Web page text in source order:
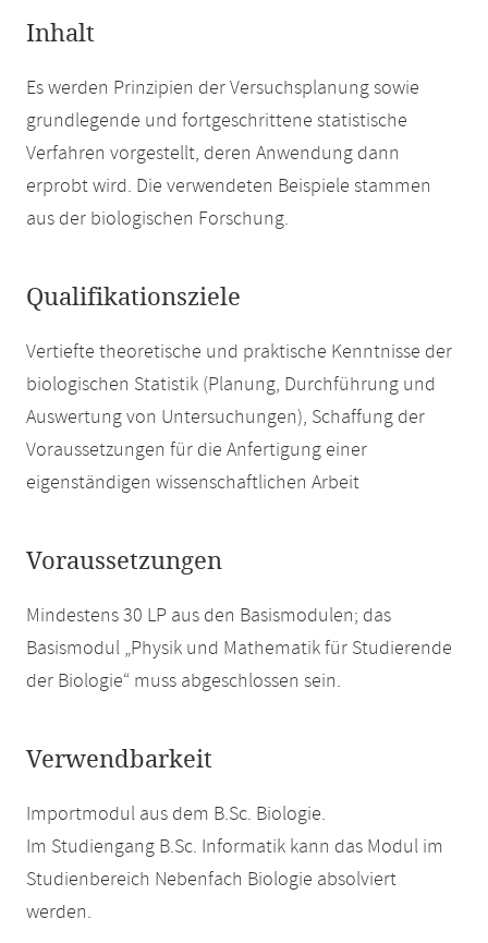
Inhalt
Es werden Prinzipien der Versuchsplanung sowie
grundlegende und fortgeschrittene statistische
Verfahren vorgestellt, deren Anwendung dann
erprobt wird. Die verwendeten Beispiele stammen
aus der biologischen Forschung.
Qualifikationsziele
Vertiefte theoretische und praktische Kenntnisse der
biologischen Statistik (Planung, Durchführung und
Auswertung von Untersuchungen), Schaffung der
Voraussetzungen für die Anfertigung einer
eigenständigen wissenschaftlichen Arbeit
Voraussetzungen
Mindestens 30 LP aus den Basismodulen; das
Basismodul „Physik und Mathematik für Studierende
der Biologie“ muss abgeschlossen sein.
Verwendbarkeit
Importmodul aus dem B.Sc. Biologie.
Im Studiengang B.Sc. Informatik kann das Modul im
Studienbereich Nebenfach Biologie absolviert
werden.